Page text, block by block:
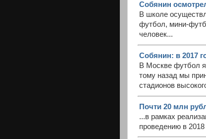
Собянин
В школе
футбол, мини-
человек...
Собянин: в 2017
В Москве футбол
тому назад мы
стадионов
Почти 20 млн
...в рамках
проведению в